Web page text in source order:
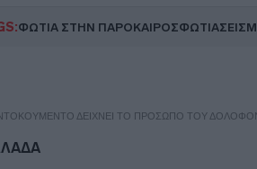
ΦΩΤΙΑ ΣΤΗΝ ΠΑΡΟΚΑΙΡΟΣΦΩΤΙΑ
ΝΤΟΚΟΥΜΈΝΤΟ ΔΕΊΧΝΕΙ ΤΟ ΠΡΌΣΩΠΟ ΤΟΥ